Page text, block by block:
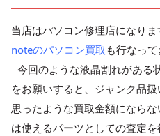
当店はパソコン修理店になり
noteのパソコン買取 も行なって
今回のような液晶割れがある
をお願いすると、ジャンク品扱
思ったような買取金額になら
は使えるパーツとしての査定